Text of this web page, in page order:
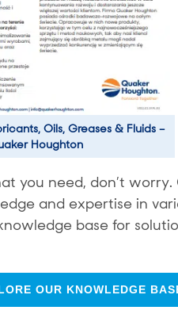
Oils, Greases & Fluids –
Houghton
you need, don’t
and expertise in
base for
OUR KNOWLEDGE